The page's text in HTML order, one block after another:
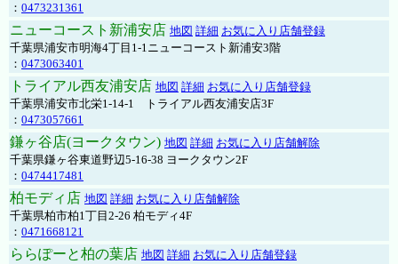
： 0473231361
ニューコースト新浦安店 地図 詳細 お気に入り店舗登録
千葉県浦安市明海4丁目1-1ニューコースト新浦安3階
： 0473063401
トライアル西友浦安店 地図 詳細 お気に入り店舗登録
千葉県浦安市北栄1-14-1 トライアル西友浦安店3F
： 0473057661
鎌ヶ谷店(ヨークタウン) 地図 詳細 お気に入り店舗解除
千葉県鎌ヶ谷東道野辺5-16-38 ヨークタウン2F
： 0474417481
柏モディ店 地図 詳細 お気に入り店舗解除
千葉県柏市柏1丁目2-26 柏モディ4F
： 0471668121
ららぽーと柏の葉店 地図 詳細 お気に入り店舗登録